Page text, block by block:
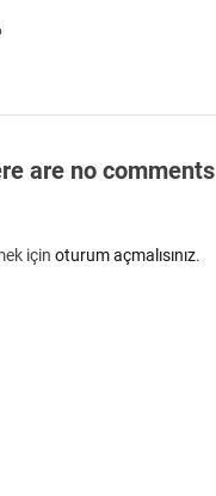
are no comments
için oturum açmalısınız.